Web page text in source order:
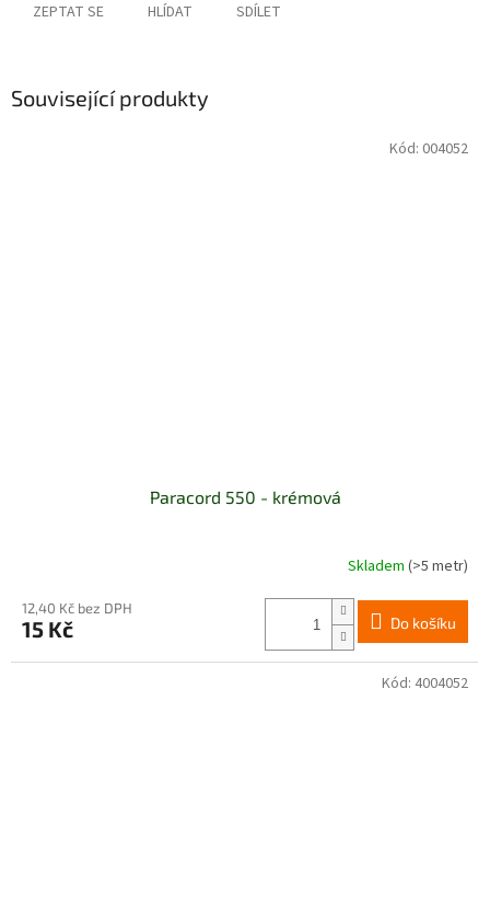
ZEPTAT SE HLÍDAT SDÍLET
Související produkty
Paracord 550 - krémová
Skladem (>5 metr)
12,40 Kč bez DPH
15 Kč Do košíku
Kód: 004052
Kód: 4004052